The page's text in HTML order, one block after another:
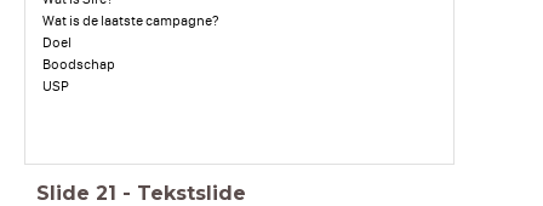
Wat is de laatste campagne?
Doel
Boodschap
USP
Slide 21 - Tekstslide